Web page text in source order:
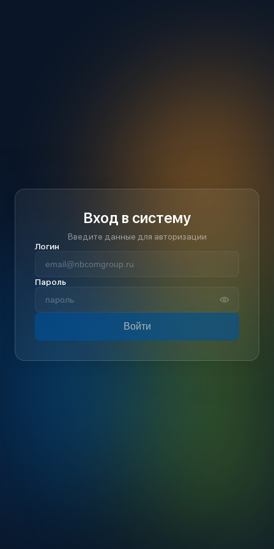
Вход в систему
Введите данные для авторизации
Логин
Пароль
Войти